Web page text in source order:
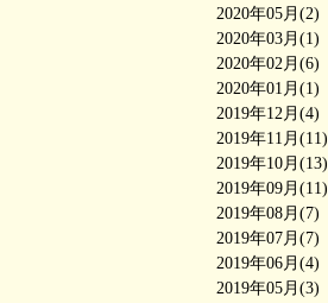
2020年05月(2)
2020年03月(1)
2020年02月(6)
2020年01月(1)
2019年12月(4)
2019年11月(11)
2019年10月(13)
2019年09月(11)
2019年08月(7)
2019年07月(7)
2019年06月(4)
2019年05月(3)